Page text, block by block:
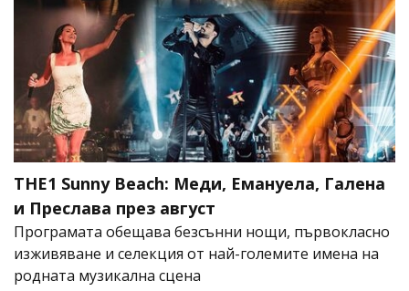
THE1 Sunny Beach: Меди, Емануела, Галена
и Преслава през август
Програмата обещава безсънни нощи, първокласно
изживяване и селекция от най-големите имена на
родната музикална сцена